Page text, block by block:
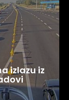
izlazu iz